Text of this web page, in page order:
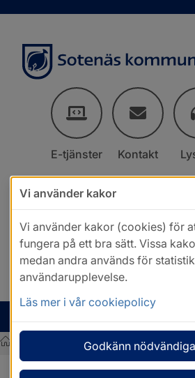
E-tjänster Kontakt
Sotenäs kommun
Nyhetsarkiv
Vi använder kakor
Vi använder kakor (cookies) för
fungera på ett bra sätt. Vissa
medan andra används för
användarupplevelse.
Läs mer i vår cookiepolicy
Godkänn